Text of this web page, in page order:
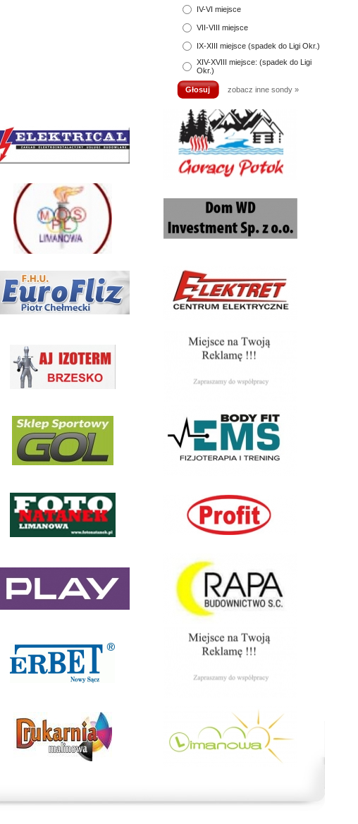
IV-VI miejsce
VII-VIII miejsce
IX-XIII miejsce (spadek do Ligi Okr.)
XIV-XVIII miejsce: (spadek do Ligi
Okr.)
zobacz inne sondy »